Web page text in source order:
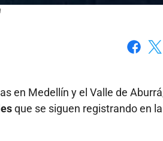
en Medellín y el Valle de
que se siguen registrando en la